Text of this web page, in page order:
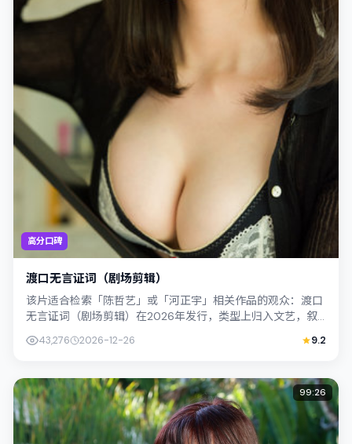
高分口碑
渡口无言证词（剧场剪辑）
该片适合检索「陈哲艺」或「河正宇」相关作品的观众：渡口
无言证词（剧场剪辑）在2026年发行，类型上归入文艺，叙
43,276 2026-12-26 9.2
99:26